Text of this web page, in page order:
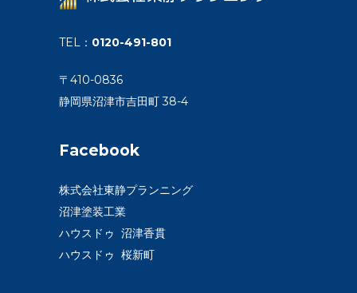
TEL ： 0120-491-801
〒410-0836
静岡県沼津市吉田町 38-4
Facebook
株式会社東静プランニング
沼津塗装工業
ハウスドゥ 沼津香貫
ハウスドゥ 桜新町